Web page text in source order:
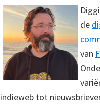
de
van
indieweb tot